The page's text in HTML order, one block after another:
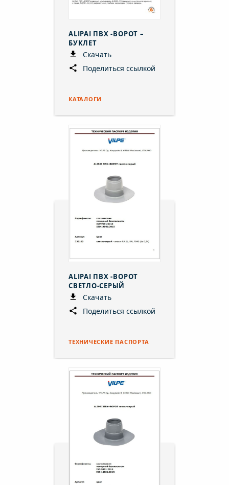
ALIPAI ПВХ -ВОРОТ –
БУКЛЕТ
Скачать
Поделиться ссылкой
КАТАЛОГИ
ALIPAI ПВХ -ВОРОТ
СВЕТЛО-СЕРЫЙ
Скачать
Поделиться ссылкой
ТЕХНИЧЕСКИЕ ПАСПОРТА